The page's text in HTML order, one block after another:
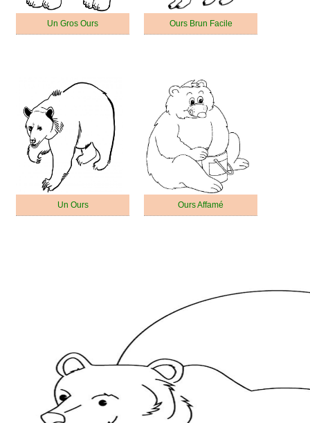
Un Gros Ours Ours Brun Facile
Un Ours Ours Affamé